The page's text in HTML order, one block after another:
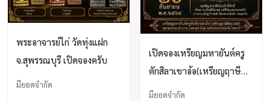
พระอาจารย์ไก่ วัดทุ่งแฝก
จ.สุพรรณบุรี เปิดจองครับ
มียอดจำกัด
เปิดจองเหรียญมหายันต์ครู
ตักสิลาเขาอ้อ(เหรียญฤาษี
สัตยเวทย์) จองครับ
มียอดจำกัด